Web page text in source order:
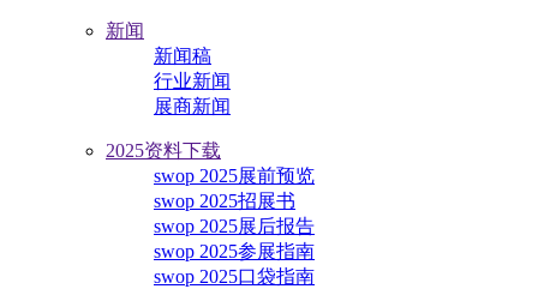
新闻
新闻稿
行业新闻
展商新闻
2025资料下载
swop 2025展前预览
swop 2025招展书
swop 2025展后报告
swop 2025参展指南
swop 2025口袋指南